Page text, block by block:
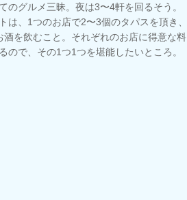
のグルメ三昧。夜は3〜4軒を回るそう。
は、1つのお店で2〜3個のタパスを頂き、
酒を飲むこと。それぞれのお店に得意な料
ので、その1つ1つを堪能したいところ。